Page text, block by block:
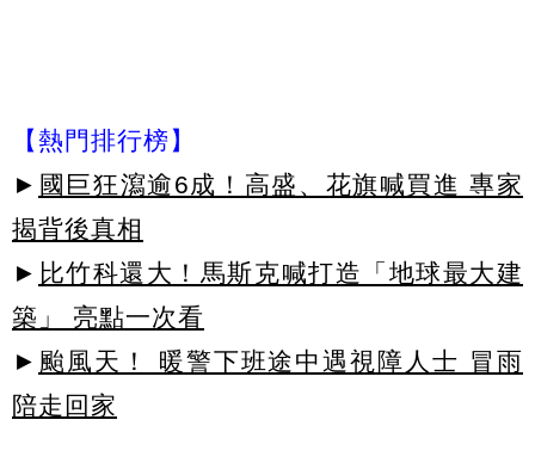
【熱門排行榜】
► 國巨狂瀉逾6成！高盛、花旗喊買進 專家
揭背後真相
► 比竹科還大！馬斯克喊打造「地球最大建
築」 亮點一次看
► 颱風天！ 暖警下班途中遇視障人士 冒雨
陪走回家